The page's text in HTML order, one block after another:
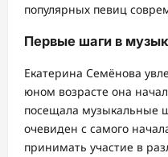
популярных певиц
Первые шаги в
Екатерина Семёнова
юном возрасте она
посещала музыкальные
очевиден с самого
принимать участие в